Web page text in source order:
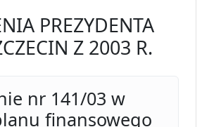
PREZYDENTA
Z 2003 R.
nr 141/03 w
finansowego